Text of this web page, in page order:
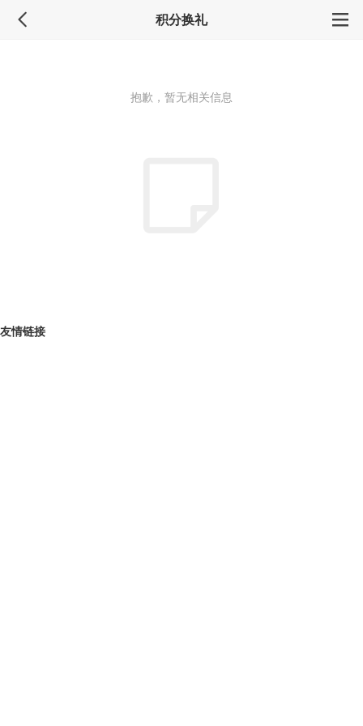
积分换礼
抱歉，暂无相关信息
友情链接